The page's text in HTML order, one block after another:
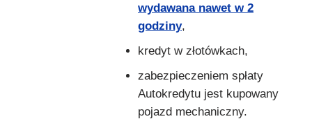
wydawana nawet w 2
godziny,
kredyt w złotówkach,
zabezpieczeniem spłaty
Autokredytu jest kupowany
pojazd mechaniczny.